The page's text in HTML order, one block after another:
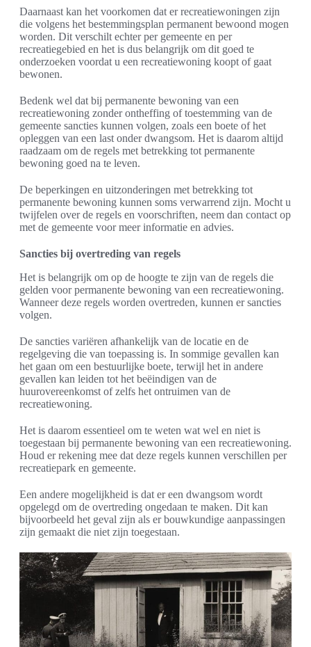
Daarnaast kan het voorkomen dat er recreatiewoningen zijn
die volgens het bestemmingsplan permanent bewoond mogen
worden. Dit verschilt echter per gemeente en per
recreatiegebied en het is dus belangrijk om dit goed te
onderzoeken voordat u een recreatiewoning koopt of gaat
bewonen.
Bedenk wel dat bij permanente bewoning van een
recreatiewoning zonder ontheffing of toestemming van de
gemeente sancties kunnen volgen, zoals een boete of het
opleggen van een last onder dwangsom. Het is daarom altijd
raadzaam om de regels met betrekking tot permanente
bewoning goed na te leven.
De beperkingen en uitzonderingen met betrekking tot
permanente bewoning kunnen soms verwarrend zijn. Mocht u
twijfelen over de regels en voorschriften, neem dan contact op
met de gemeente voor meer informatie en advies.
Sancties bij overtreding van regels
Het is belangrijk om op de hoogte te zijn van de regels die
gelden voor permanente bewoning van een recreatiewoning.
Wanneer deze regels worden overtreden, kunnen er sancties
volgen.
De sancties variëren afhankelijk van de locatie en de
regelgeving die van toepassing is. In sommige gevallen kan
het gaan om een bestuurlijke boete, terwijl het in andere
gevallen kan leiden tot het beëindigen van de
huurovereenkomst of zelfs het ontruimen van de
recreatiewoning.
Het is daarom essentieel om te weten wat wel en niet is
toegestaan bij permanente bewoning van een recreatiewoning.
Houd er rekening mee dat deze regels kunnen verschillen per
recreatiepark en gemeente.
Een andere mogelijkheid is dat er een dwangsom wordt
opgelegd om de overtreding ongedaan te maken. Dit kan
bijvoorbeeld het geval zijn als er bouwkundige aanpassingen
zijn gemaakt die niet zijn toegestaan.